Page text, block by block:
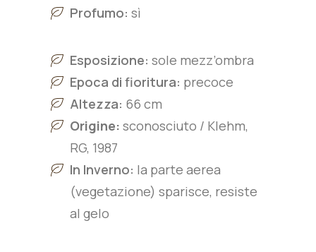
Profumo: sì
Esposizione: sole mezz’ombra
Epoca di fioritura: precoce
Altezza: 66 cm
Origine: sconosciuto / Klehm,
RG, 1987
In Inverno: la parte aerea
(vegetazione) sparisce, resiste
al gelo